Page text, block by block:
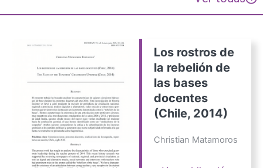
Los rostros de
la rebelión de
las bases
docentes
(Chile, 2014)
Christian Matamoros